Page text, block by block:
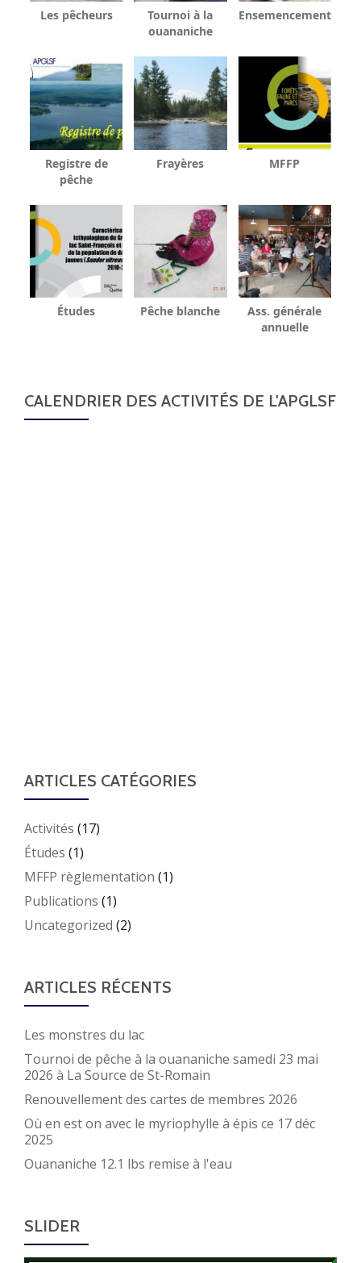
Les pêcheurs
Tournoi à la
ouananiche
Ensemencement
Registre de
pêche
Frayères MFFP
Études Pêche blanche
Ass. générale
annuelle
CALENDRIER DES ACTIVITÉS DE L'APGLSF
ARTICLES CATÉGORIES
Activités (17)
Études (1)
MFFP règlementation (1)
Publications (1)
Uncategorized (2)
ARTICLES RÉCENTS
Les monstres du lac
Tournoi de pêche à la ouananiche samedi 23 mai
2026 à La Source de St-Romain
Renouvellement des cartes de membres 2026
Où en est on avec le myriophylle à épis ce 17 déc
2025
Ouananiche 12.1 lbs remise à l'eau
SLIDER